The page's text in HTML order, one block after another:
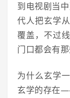
到电视剧当
代人把玄学
覆盖，不过
门口都会有
为什么玄学
玄学的存在